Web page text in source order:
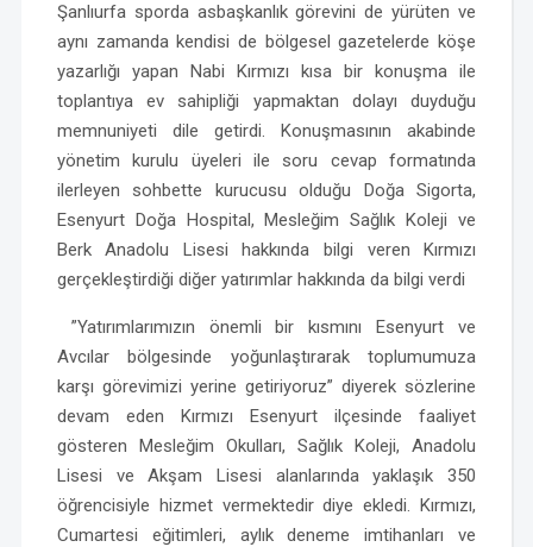
Şanlıurfa sporda asbaşkanlık görevini de yürüten ve
aynı zamanda kendisi de bölgesel gazetelerde köşe
yazarlığı yapan Nabi Kırmızı kısa bir konuşma ile
toplantıya ev sahipliği yapmaktan dolayı duyduğu
memnuniyeti dile getirdi. Konuşmasının akabinde
yönetim kurulu üyeleri ile soru cevap formatında
ilerleyen sohbette kurucusu olduğu Doğa Sigorta,
Esenyurt Doğa Hospital, Mesleğim Sağlık Koleji ve
Berk Anadolu Lisesi hakkında bilgi veren Kırmızı
gerçekleştirdiği diğer yatırımlar hakkında da bilgi verdi
”Yatırımlarımızın önemli bir kısmını Esenyurt ve
Avcılar bölgesinde yoğunlaştırarak toplumumuza
karşı görevimizi yerine getiriyoruz” diyerek sözlerine
devam eden Kırmızı Esenyurt ilçesinde faaliyet
gösteren Mesleğim Okulları, Sağlık Koleji, Anadolu
Lisesi ve Akşam Lisesi alanlarında yaklaşık 350
öğrencisiyle hizmet vermektedir diye ekledi. Kırmızı,
Cumartesi eğitimleri, aylık deneme imtihanları ve